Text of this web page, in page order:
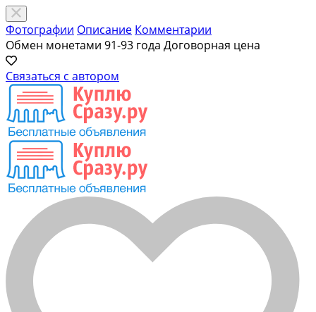
Фотографии Описание Комментарии
Обмен монетами 91-93 года Договорная цена
Связаться с автором